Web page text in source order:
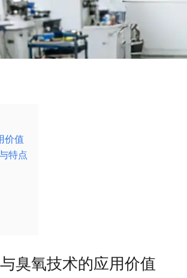
价值
特点
臭氧技术的应用价值